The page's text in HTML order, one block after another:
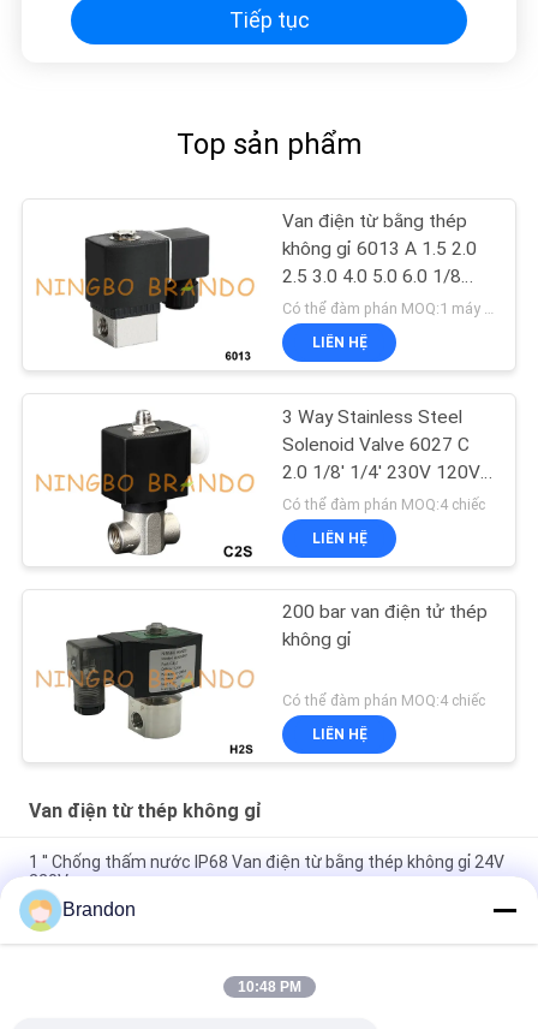
Tiếp tục
Top sản phẩm
Van điện từ bằng thép
không gỉ 6013 A 1.5 2.0
2.5 3.0 4.0 5.0 6.0 1/8
5/64 FKM
Có thể đàm phán MOQ:1 máy tính
LIÊN HỆ
3 Way Stainless Steel
Solenoid Valve 6027 C
2.0 1/8' 1/4' 230V 120V
24V
Có thể đàm phán MOQ:4 chiếc
LIÊN HỆ
200 bar van điện tử thép
không gỉ
Có thể đàm phán MOQ:4 chiếc
LIÊN HỆ
Van điện từ thép không gỉ
1 '' Chống thấm nước IP68 Van điện từ bằng thép không gỉ 24V
220V
1 '' Van điện từ bằng thép không gỉ chống cháy nổ 12V 24V
110V 220V
2S040-10 3/8 '' 2/2 Way NC Van điện từ nước bằng thép không
Brandon
10:48 PM